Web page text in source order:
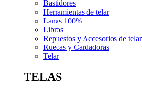
Bastidores
Herramientas de telar
Lanas 100%
Libros
Repuestos y Accesorios de telar
Ruecas y Cardadoras
Telar
TELAS